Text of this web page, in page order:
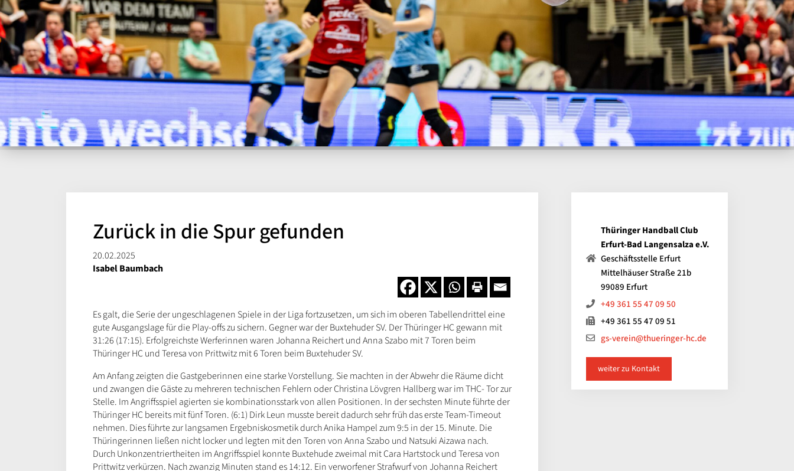
Zurück in die Spur gefunden
20.02.2025
Isabel Baumbach
Es galt, die Serie der ungeschlagenen Spiele in der Liga fortzusetzen, um sich im oberen Tabellendrittel eine
gute Ausgangslage für die Play-offs zu sichern. Gegner war der Buxtehuder SV. Der Thüringer HC gewann mit
31:26 (17:15). Erfolgreichste Werferinnen waren Johanna Reichert und Anna Szabo mit 7 Toren beim
Thüringer HC und Teresa von Prittwitz mit 6 Toren beim Buxtehuder SV.
Am Anfang zeigten die Gastgeberinnen eine starke Vorstellung. Sie machten in der Abwehr die Räume dicht
und zwangen die Gäste zu mehreren technischen Fehlern oder Christina Lövgren Hallberg war im THC- Tor zur
Stelle. Im Angriffsspiel agierten sie kombinationsstark von allen Positionen. In der sechsten Minute führte der
Thüringer HC bereits mit fünf Toren. (6:1) Dirk Leun musste bereit dadurch sehr früh das erste Team-Timeout
nehmen. Dies führte zur langsamen Ergebniskosmetik durch Anika Hampel zum 9:5 in der 15. Minute. Die
Thüringerinnen ließen nicht locker und legten mit den Toren von Anna Szabo und Natsuki Aizawa nach.
Durch Unkonzentriertheiten im Angriffsspiel konnte Buxtehude zweimal mit Cara Hartstock und Teresa von
Prittwitz verkürzen. Nach zwanzig Minuten stand es 14:12. Ein verworfener Strafwurf von Johanna Reichert
Thüringer Handball Club
Erfurt-Bad Langensalza e.V.
Geschäftsstelle Erfurt
Mittelhäuser Straße 21b
99089 Erfurt
+49 361 55 47 09 50
+49 361 55 47 09 51
gs-verein@thueringer-hc.de
weiter zu Kontakt